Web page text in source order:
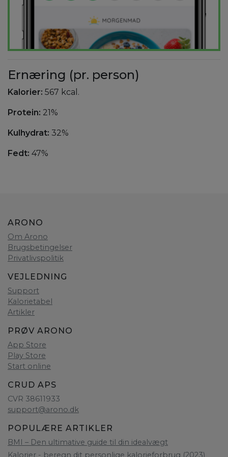
Ernæring (pr. person)
Kalorier: 567 kcal.
Protein: 21%
Kulhydrat: 32%
Fedt: 47%
ARONO
Om Arono
Brugsbetingelser
Privatlivspolitik
VEJLEDNING
Support
Kalorietabel
Artikler
PRØV ARONO
App Store
Play Store
Start online
CRUD APS
CVR 38611933
support@arono.dk
POPULÆRE ARTIKLER
BMI – Den ultimative guide til din idealvægt
Kalorier - beregn dit personlige kalorieforbrug (2023)